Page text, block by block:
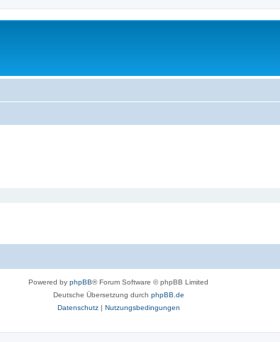
Powered by phpBB® Forum Software © phpBB Limited
Deutsche Übersetzung durch phpBB.de
Datenschutz| Nutzungsbedingungen